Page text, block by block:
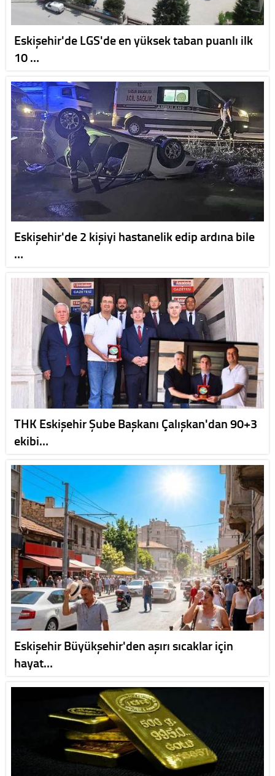
Eskişehir'de LGS'de en yüksek taban puanlı ilk
10 …
Eskişehir'de 2 kişiyi hastanelik edip ardına bile
…
THK Eskişehir Şube Başkanı Çalışkan'dan 90+3
ekibi…
Eskişehir Büyükşehir'den aşırı sıcaklar için
hayat…